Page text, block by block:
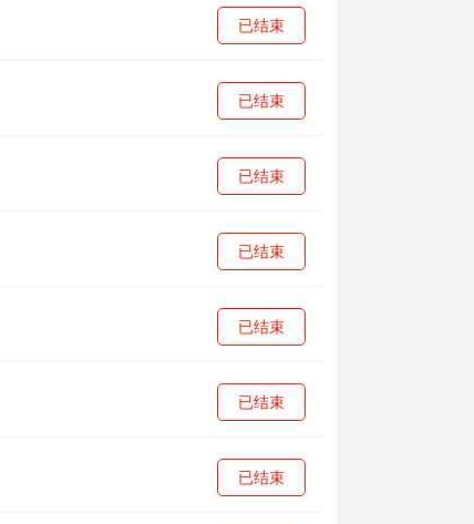
已结束
已结束
已结束
已结束
已结束
已结束
已结束